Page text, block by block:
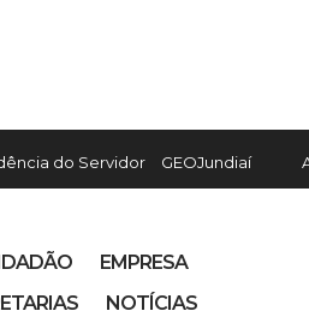
do Servidor GEOJundiaí
EMPRESA
NOTÍCIAS